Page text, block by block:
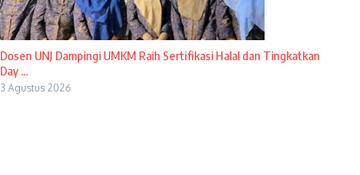
Dosen UNJ Dampingi UMKM Raih Sertifikasi Halal dan Tingkatkan
Day ...
3 Agustus 2026